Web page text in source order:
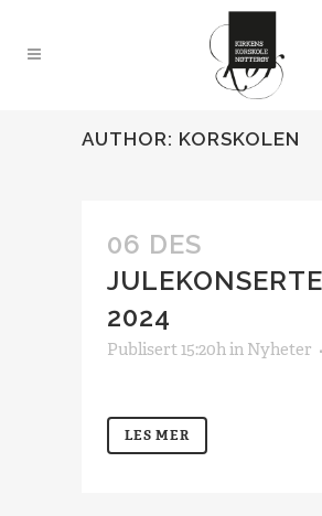
AUTHOR: KORSKOLEN
06 DES
2024
Publisert 15:20hin Nyheter
LES MER